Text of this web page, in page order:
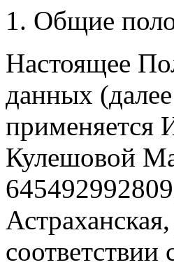
1. Общие
Настоящее
данных
применяется
Кулешовой